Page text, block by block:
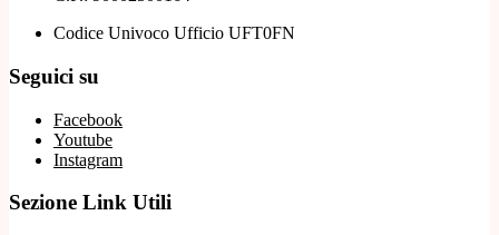
Codice Univoco Ufficio UFT0FN
Seguici su
Facebook
Youtube
Instagram
Sezione Link Utili